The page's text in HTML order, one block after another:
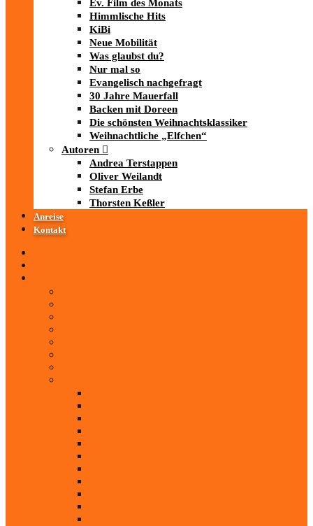
Ev. Film des Monats
Himmlische Hits
KiBi
Neue Mobilität
Was glaubst du?
Nur mal so
Evangelisch nachgefragt
30 Jahre Mauerfall
Backen mit Doreen
Die schönsten Weihnachtsklassiker
Weihnachtliche „Elfchen“
Autoren
Andrea Terstappen
Oliver Weilandt
Stefan Erbe
Thorsten Keßler
Anreise
Kontakt